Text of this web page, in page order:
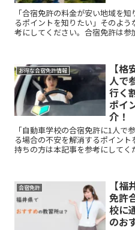
「合宿免許の料金が安い地域を
るポイントを知りたい」そのよ
考にしてください。合宿免許は
よっても、参加にかかる料金は
お得な合宿免許情報
【
人で
行く
ポイ
介！
「自動車学校の合宿免許に1人で
る場合の不安を解消するポイン
持ちの方は本記事を参考にして
とはメリットも多いので、不安
合宿免許
【
免許
校に
のお